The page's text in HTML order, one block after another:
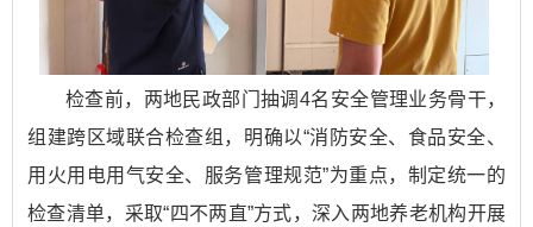
检查前，两地民政部门抽调4名安全管理业务骨干，
组建跨区域联合检查组，明确以“消防安全、食品安全、
用火用电用气安全、服务管理规范”为重点，制定统一的
检查清单，采取“四不两直”方式，深入两地养老机构开展